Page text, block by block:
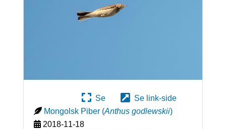
Se
Se link-side
Mongolsk Piber (Anthus godlewskii)
2018-11-18